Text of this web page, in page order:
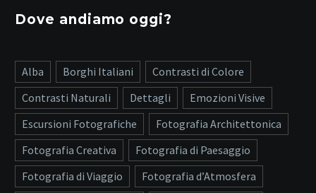
Dove andiamo oggi?
Alba Borghi Italiani
Contrasti di Colore
Contrasti Naturali
Dettagli
Emozioni Visive
Escursioni Fotografiche
Fotografia Architettonica
Fotografia Creativa
Fotografia di Paesaggio
Fotografia di Viaggio
Fotografia d’Atmosfera